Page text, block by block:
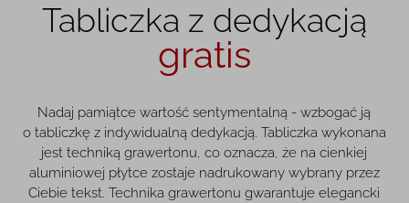
Tabliczka z dedykacją
gratis
Nadaj pamiątce wartość sentymentalną - wzbogać ją
o tabliczkę z indywidualną dedykacją. Tabliczka wykonana
jest techniką grawertonu, co oznacza, że na cienkiej
aluminiowej płytce zostaje nadrukowany wybrany przez
Ciebie tekst. Technika grawertonu gwarantuje elegancki